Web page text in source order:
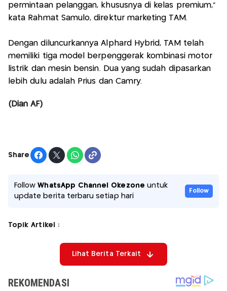
permintaan pelanggan, khususnya di kelas premium,”
kata Rahmat Samulo, direktur marketing TAM.
Dengan diluncurkannya Alphard Hybrid, TAM telah
memiliki tiga model berpenggerak kombinasi motor
listrik dan mesin bensin. Dua yang sudah dipasarkan
lebih dulu adalah Prius dan Camry.
(Dian AF)
Share
FollowWhatsApp Channel Okezone untuk
update berita terbaru setiap hari
Follow
Topik Artikel :
Lihat Berita Terkait